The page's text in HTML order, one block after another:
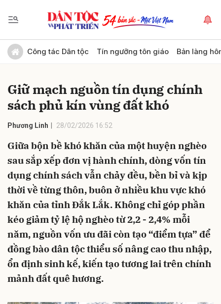
Công tác Dân tộc Tín ngưỡng tôn giáo Bản làng
Giữ mạch nguồn tín dụng chính
sách phủ kín vùng đất khó
Phương Linh 28/02/2026 16:52
Giữa bộn bề khó khăn của một huyện nghèo
sau sắp xếp đơn vị hành chính, dòng vốn tín
dụng chính sách vẫn chảy đều, bền bỉ và kịp
thời về từng thôn, buôn ở nhiều khu vực khó
khăn của tỉnh Đắk Lắk. Không chỉ góp phần
kéo giảm tỷ lệ hộ nghèo từ 2,2 - 2,4% mỗi
năm, nguồn vốn ưu đãi còn tạo “điểm tựa” để
đồng bào dân tộc thiểu số nâng cao thu nhập,
ổn định sinh kế, kiến tạo tương lai trên chính
mảnh đất quê hương.
Gửi bình luận
Hủy Gửi